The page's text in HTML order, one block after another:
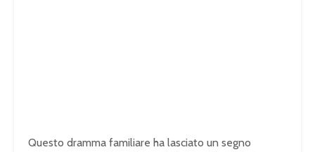
Questo dramma familiare ha lasciato un segno